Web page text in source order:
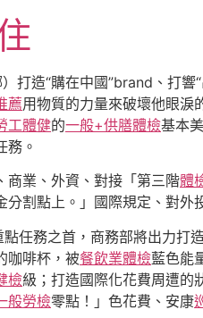
打造“購在中國”brand、打
薦用物質的力量來破壞他眼淚
工體健的一般+供膳體檢基本
務。
商業、外資、對接「第三階體
割點上。」國際規定、對外
任務之首，商務部將出力打
咖啡杯，被餐飲業體檢藍色能
檢級；打造國際化花費周遭的
般勞檢零點！」色花費、安康